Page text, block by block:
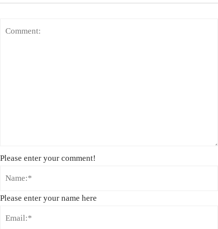
Please enter your comment!
Please enter your name here